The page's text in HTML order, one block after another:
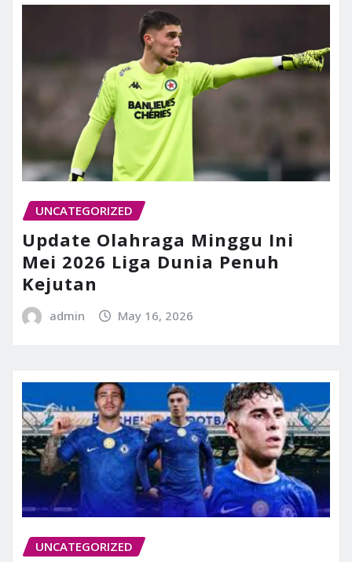
UNCATEGORIZED
Update Olahraga Minggu Ini
Mei 2026 Liga Dunia Penuh
Kejutan
admin May 16, 2026
UNCATEGORIZED